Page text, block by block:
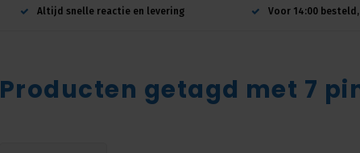
Altijd snelle reactie en levering Voor 14:00
Producten getagd met 7